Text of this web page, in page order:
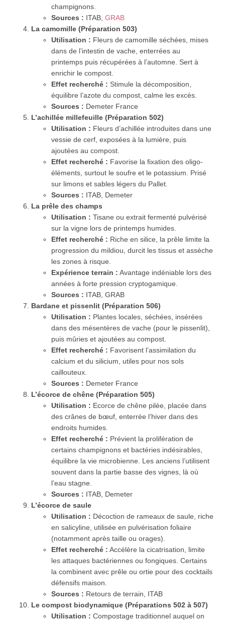
champignons.
Sources : ITAB,GRAB
La camomille (Préparation 503)
Utilisation : Fleurs de camomille séchées, mises
dans de l’intestin de vache, enterrées au
printemps puis récupérées à l’automne. Sert à
enrichir le compost.
Effet recherché : Stimule la décomposition,
équilibre l’azote du compost, calme les excès.
Sources : Demeter France
L’achillée millefeuille (Préparation 502)
Utilisation : Fleurs d’achillée introduites dans une
vessie de cerf, exposées à la lumière, puis
ajoutées au compost.
Effet recherché : Favorise la fixation des oligo-
éléments, surtout le soufre et le potassium. Prisé
sur limons et sables légers du Pallet.
Sources : ITAB, Demeter
La prêle des champs
Utilisation : Tisane ou extrait fermenté pulvérisé
sur la vigne lors de printemps humides.
Effet recherché : Riche en silice, la prêle limite la
progression du mildiou, durcit les tissus et assèche
les zones à risque.
Expérience terrain : Avantage indéniable lors des
années à forte pression cryptogamique.
Sources : ITAB, GRAB
Bardane et pissenlit (Préparation 506)
Utilisation : Plantes locales, séchées, insérées
dans des mésentères de vache (pour le pissenlit),
puis mûries et ajoutées au compost.
Effet recherché : Favorisent l’assimilation du
calcium et du silicium, utiles pour nos sols
caillouteux.
Sources : Demeter France
L’écorce de chêne (Préparation 505)
Utilisation : Ecorce de chêne pilée, placée dans
des crânes de bœuf, enterrée l’hiver dans des
endroits humides.
Effet recherché : Prévient la prolifération de
certains champignons et bactéries indésirables,
équilibre la vie microbienne. Les anciens l’utilisent
souvent dans la partie basse des vignes, là où
l’eau stagne.
Sources : ITAB, Demeter
L’écorce de saule
Utilisation : Décoction de rameaux de saule, riche
en salicyline, utilisée en pulvérisation foliaire
(notamment après taille ou orages).
Effet recherché : Accélère la cicatrisation, limite
les attaques bactériennes ou fongiques. Certains
la combinent avec prêle ou ortie pour des cocktails
défensifs maison.
Sources : Retours de terrain, ITAB
Le compost biodynamique (Préparations 502 à 507)
Utilisation : Compostage traditionnel auquel on